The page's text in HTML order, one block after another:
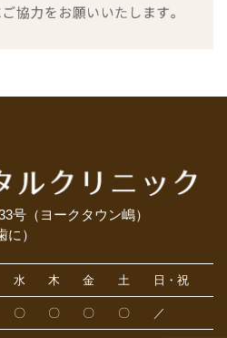
号（ヨークタウン嶋）
）
水 木 金 土 日・祝
〇 〇 〇 〇 ／